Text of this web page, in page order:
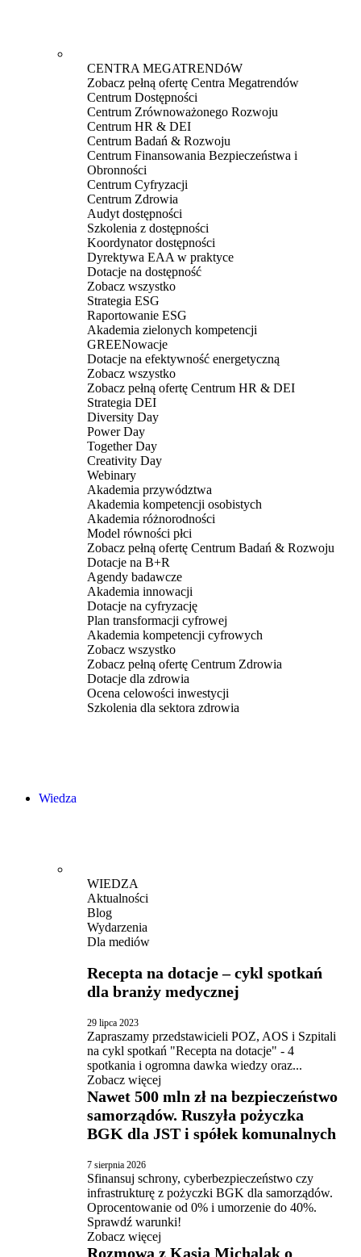
CENTRA MEGATRENDóW
Zobacz pełną ofertę Centra Megatrendów
Centrum Dostępności
Centrum Zrównoważonego Rozwoju
Centrum HR & DEI
Centrum Badań & Rozwoju
Centrum Finansowania Bezpieczeństwa i
Obronności
Centrum Cyfryzacji
Centrum Zdrowia
Audyt dostępności
Szkolenia z dostępności
Koordynator dostępności
Dyrektywa EAA w praktyce
Dotacje na dostępność
Zobacz wszystko
Strategia ESG
Raportowanie ESG
Akademia zielonych kompetencji
GREENowacje
Dotacje na efektywność energetyczną
Zobacz wszystko
Zobacz pełną ofertę Centrum HR & DEI
Strategia DEI
Diversity Day
Power Day
Together Day
Creativity Day
Webinary
Akademia przywództwa
Akademia kompetencji osobistych
Akademia różnorodności
Model równości płci
Zobacz pełną ofertę Centrum Badań & Rozwoju
Dotacje na B+R
Agendy badawcze
Akademia innowacji
Dotacje na cyfryzację
Plan transformacji cyfrowej
Akademia kompetencji cyfrowych
Zobacz wszystko
Zobacz pełną ofertę Centrum Zdrowia
Dotacje dla zdrowia
Ocena celowości inwestycji
Szkolenia dla sektora zdrowia
Wiedza
WIEDZA
Aktualności
Blog
Wydarzenia
Dla mediów
Recepta na dotacje – cykl spotkań
dla branży medycznej
29 lipca 2023
Zapraszamy przedstawicieli POZ, AOS i Szpitali
na cykl spotkań "Recepta na dotacje" - 4
spotkania i ogromna dawka wiedzy oraz...
Zobacz więcej
Nawet 500 mln zł na bezpieczeństwo
samorządów. Ruszyła pożyczka
BGK dla JST i spółek komunalnych
7 sierpnia 2026
Sfinansuj schrony, cyberbezpieczeństwo czy
infrastrukturę z pożyczki BGK dla samorządów.
Oprocentowanie od 0% i umorzenie do 40%.
Sprawdź warunki!
Zobacz więcej
Rozmowa z Kasią Michalak o